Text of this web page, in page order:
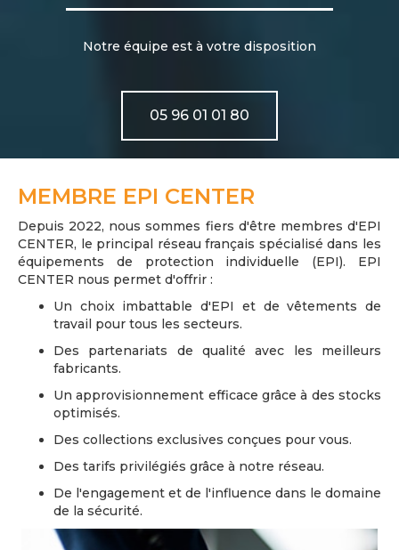
Notre équipe est à votre disposition
05 96 01 01 80
MEMBRE EPI CENTER
Depuis 2022, nous sommes fiers d'être membres d'EPI
CENTER, le principal réseau français spécialisé dans les
équipements de protection individuelle (EPI). EPI
CENTER nous permet d'offrir :
Un choix imbattable d'EPI et de vêtements de
travail pour tous les secteurs.
Des partenariats de qualité avec les meilleurs
fabricants.
Un approvisionnement efficace grâce à des stocks
optimisés.
Des collections exclusives conçues pour vous.
Des tarifs privilégiés grâce à notre réseau.
De l'engagement et de l'influence dans le domaine
de la sécurité.